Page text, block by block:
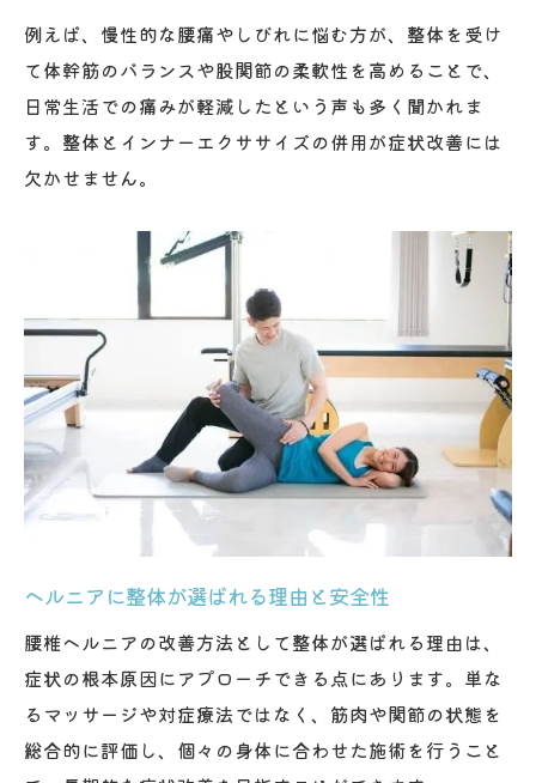
整体で痛み軽減するための継続的サポート
整体と整形外科の違いを徹底解説
腰椎ヘルニアに整体が適するケースの判断
整形外科と整体の併用が有効な理由
整体と整形外科どちらを選ぶべきかの基準
整体と整骨院・接骨院の違いと特徴整理
例えば、慢性的な腰痛やしびれに悩む方が、整体を受け
て体幹筋のバランスや股関節の柔軟性を高めることで、
日常生活での痛みが軽減したという声も多く聞かれま
す。整体とインナーエクササイズの併用が症状改善には
欠かせません。
ヘルニアに整体が選ばれる理由と安全性
腰椎ヘルニアの改善方法として整体が選ばれる理由は、
症状の根本原因にアプローチできる点にあります。単な
るマッサージや対症療法ではなく、筋肉や関節の状態を
総合的に評価し、個々の身体に合わせた施術を行うこと